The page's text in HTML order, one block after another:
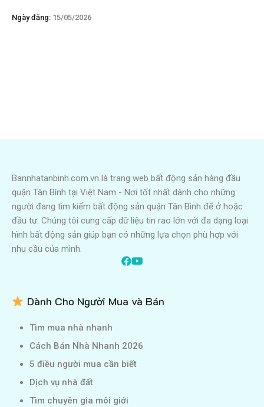
Ngày đăng: 15/05/2026
Bannhatanbinh.com.vn là trang web bất động sản hàng đầu
quận Tân Bình tại Việt Nam - Nơi tốt nhất dành cho những
người đang tìm kiếm bất động sản quận Tân Bình để ở hoặc
đầu tư. Chúng tôi cung cấp dữ liệu tin rao lớn với đa dạng loại
hình bất động sản giúp bạn có những lựa chọn phù hợp với
nhu cầu của mình.
Dành Cho Người Mua và Bán
Tìm mua nhà nhanh
Cách Bán Nhà Nhanh 2026
5 điều người mua cần biết
Dịch vụ nhà đất
Tìm chuyên gia môi giới